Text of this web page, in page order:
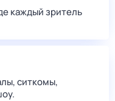
каждый зритель
ситкомы,